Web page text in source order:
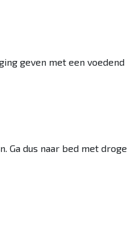
geven met een voedend
Ga dus naar bed met droge